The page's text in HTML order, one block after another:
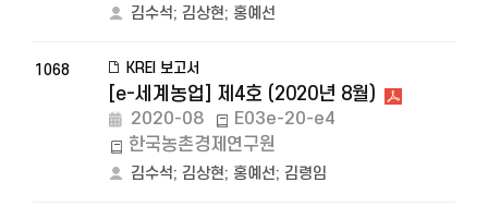
김수석; 김상현; 홍예선
1068 KREI 보고서
[e-세계농업] 제4호 (2020년 8월)
2020-08
E03e-20-e4
한국농촌경제연구원
김수석; 김상현; 홍예선; 김령임